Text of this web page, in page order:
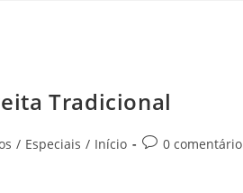
Tradicional
/ Especiais / Início 0 comentário